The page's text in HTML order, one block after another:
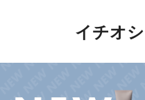
イチオ